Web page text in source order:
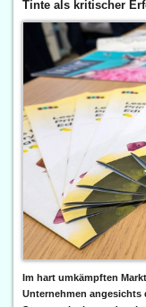
Tinte als kritischer
Im hart umkämpften
Unternehmen